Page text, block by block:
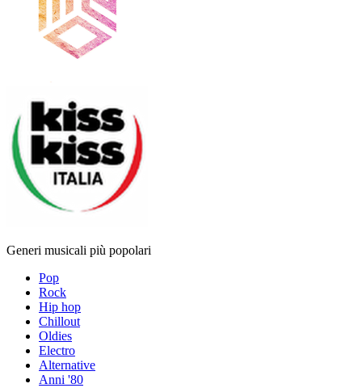
Generi musicali più popolari
Pop
Rock
Hip hop
Chillout
Oldies
Electro
Alternative
Anni '80